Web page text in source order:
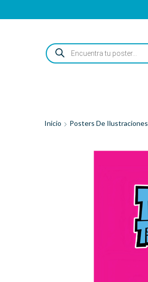
ENCUENTRA
TU
POSTER...
Inicio Posters De Ilustraciones